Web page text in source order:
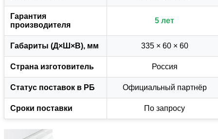
Гарантия
производителя
5 лет
Габариты (Д×Ш×В), мм 335 × 60 × 60
Страна изготовитель Россия
Статус поставок в РБ Официальный партнёр
Сроки поставки По запросу